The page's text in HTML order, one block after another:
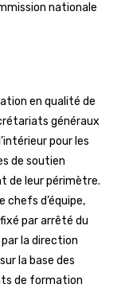
nationale
en qualité de
généraux
pour les
de soutien
de leur périmètre.
chefs d’équipe,
par arrêté du
la direction
la base des
de formation